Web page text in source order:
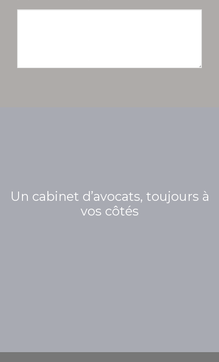
Un cabinet d’avocats, toujours à
vos côtés